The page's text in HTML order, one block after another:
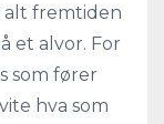
alt fremtiden
et alvor. For
som fører
hva som